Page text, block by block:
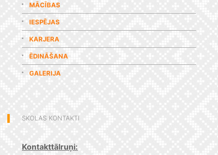
MĀCĪBAS
IESPĒJAS
KARJERA
ĒDINĀŠANA
GALERIJA
SKOLAS KONTAKTI
Kontakttālruņi: